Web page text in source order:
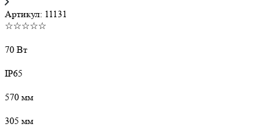
Артикул: 11131
☆☆☆☆☆
70 Вт
IP65
570 мм
305 мм